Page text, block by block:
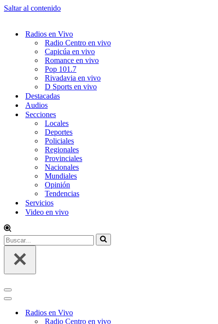
Saltar al contenido
Radios en Vivo
Radio Centro en vivo
Capicúa en vivo
Romance en vivo
Pop 101.7
Rivadavia en vivo
D Sports en vivo
Destacadas
Audios
Secciones
Locales
Deportes
Policiales
Regionales
Provinciales
Nacionales
Mundiales
Opinión
Tendencias
Servicios
Video en vivo
Buscar...
Menú
de
Menú
navegaciónRadios en Vivo
Radio Centro en vivo